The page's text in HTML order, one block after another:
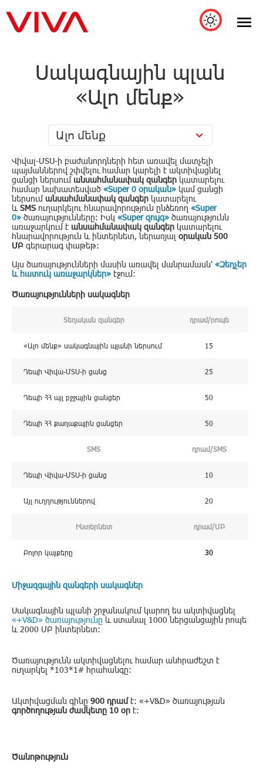
Սակագնային պլան
«Ալո մենք»
Ալո մենք
Վիվալ-ՄՏՍ-ի բաժանորդների հետ առավել մատչելի
պայմաններով շփվելու համար կարելի է ակտիվացնել
ցանցի ներսում անսահմանափակ զանգեր կատարելու
համար նախատեսված «Super 0 օրական» կամ ցանցի
ներսում անսահմանափակ զանգեր կատարելու
ևSMS ուղարկելու հնարավորություն ընձեռող «Super
0» ծառայությունները: Իսկ «Super զույգ» ծառայությունն
առաջարկում է անսահմանափակ զանգեր կատարելու
հնարավորություն և ինտերնետ, ներառյալ օրական 500
ՄԲ գերարագ փաթեթ:
Այս ծառայությունների մասին առավել մանրամասն՝ «Զեղչեր
և հատուկ առաջարկներ» էջում:
Ծառայությունների սակագներ
Տեղական զանգեր դրամ/րոպե
«Ալո մենք» սակագնային պլանի ներսում 15
Դեպի Վիվա-ՄՏՍ-ի ցանց 25
Դեպի ՀՀ այլ բջջային ցանցեր 50
Դեպի ՀՀ քաղաքային ցանցեր 50
SMS դրամ/SMS
Դեպի Վիվա-ՄՏՍ-ի ցանց 10
Այլ ուղղություններով 20
Ինտերնետ դրամ/ՄԲ
Բոլոր կայքերը 30
Միջազգային զանգերի սակագներ
Սակագնային պլանի շրջանակում կարող ես ակտիվացնել
«+V&D» ծառայությունը և ստանալ 1000 ներցանցային րոպե
և 2000 ՄԲ ինտերնետ:
Ծառայությունն ակտիվացնելու համար անհրաժեշտ է
ուղարկել *103*1# հրահանգը:
Ակտիվացման գինը 900 դրամէ: «+V&D» ծառայության
գործողության ժամկետը 10 օր է:
Ծանոթություն